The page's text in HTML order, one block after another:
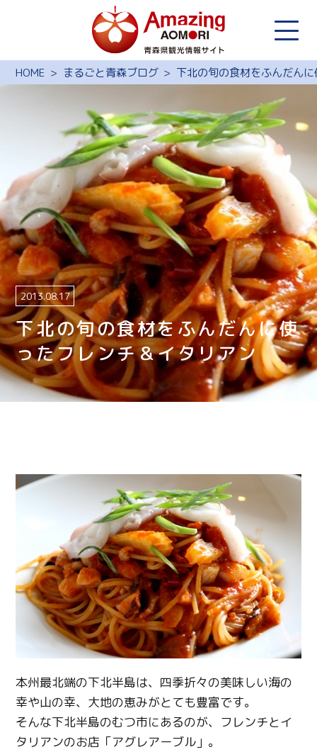
HOME まるごと青森ブログ 下北の旬の食材をふんだん
下北の旬の食材をふんだんに使
ったフレンチ＆イタリアン
2013.08.17
本州最北端の下北半島は、四季折々の美味しい海の
幸や山の幸、大地の恵みがとても豊富です。
そんな下北半島のむつ市にあるのが、フレンチとイ
タリアンのお店「アグレアーブル」。